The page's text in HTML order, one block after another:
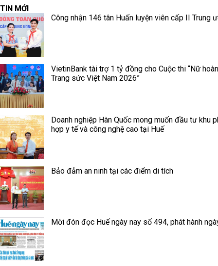
TIN MỚI
Công nhận 146 tân Huấn luyện viên cấp II Trung
VietinBank tài trợ 1 tỷ đồng cho Cuộc thi “Nữ
Trang sức Việt Nam 2026”
Doanh nghiệp Hàn Quốc mong muốn đầu tư khu
hợp y tế và công nghệ cao tại Huế
Bảo đảm an ninh tại các điểm di tích
Mời đón đọc Huế ngày nay số 494, phát hành